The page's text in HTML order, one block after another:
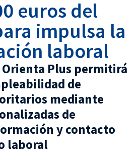
euros del
impulsa la
laboral
Orienta Plus permitirá
de
mediante
de
y contacto
laboral